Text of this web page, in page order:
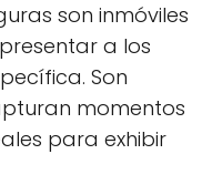
son inmóviles
a los
Son
momentos
para exhibir